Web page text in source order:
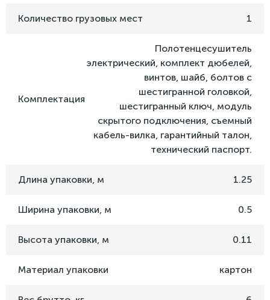
Количество грузовых мест 1
Комплектация
Полотенцесушитель
электрический, комплект дюбелей,
винтов, шайб, болтов с
шестигранной головкой,
шестигранный ключ, модуль
скрытого подключения, съемный
кабель-вилка, гарантийный талон,
технический паспорт.
Длина упаковки, м 1.25
Ширина упаковки, м 0.5
Высота упаковки, м 0.11
Материал упаковки картон